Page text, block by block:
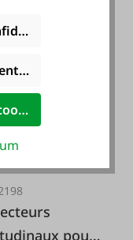
pour
les cookies